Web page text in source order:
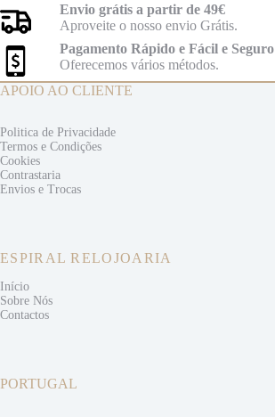
Envio grátis a partir de 49€
Aproveite o nosso envio Grátis.
Pagamento Rápido e Fácil e Seguro
Oferecemos vários métodos.
APOIO AO CLIENTE
Politica de Privacidade
Termos e Condições
Cookies
Contrastaria
Envios e Trocas
ESPIRAL RELOJOARIA
Início
Sobre Nós
Contactos
PORTUGAL